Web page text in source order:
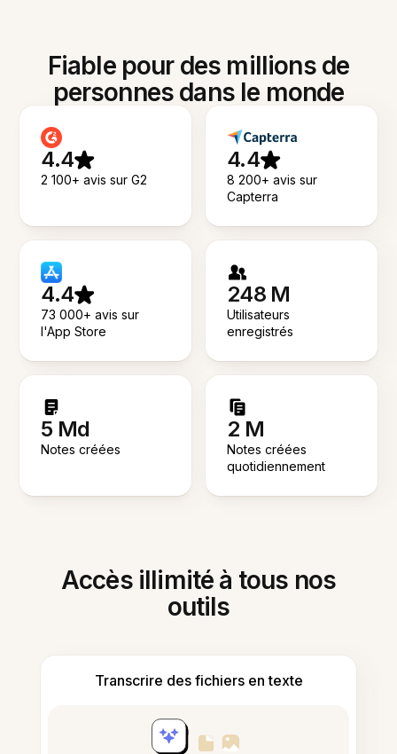
Fiable pour des millions de
personnes dans le monde
4.4
2 100+ avis sur G2
4.4
8 200+ avis sur
Capterra
4.4
73 000+ avis sur
l'App Store
248 M
Utilisateurs
enregistrés
5 Md
Notes créées
2 M
Notes créées
quotidiennement
Accès illimité à tous nos
outils
Transcrire des fichiers en texte